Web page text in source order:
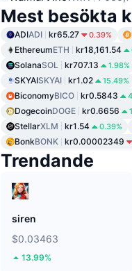
Mest besökta
ADIADI kr65.27 0.39%
EthereumETH kr18,161.54
SolanaSOL kr707.13 1.98%
SKYAISKYAI kr1.02 15.49%
BiconomyBICO kr0.5843
DogecoinDOGE kr0.6656
StellarXLM kr1.54 0.39%
BonkBONK kr0.00002349
Trendande
siren
$0.03463
13.99%